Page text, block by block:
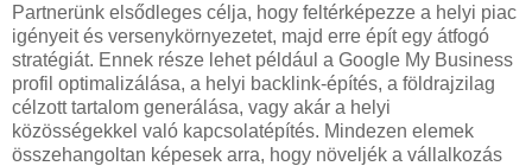
Partnerünk elsődleges célja, hogy feltérképezze a helyi piac
igényeit és versenykörnyezetet, majd erre épít egy átfogó
stratégiát. Ennek része lehet például a Google My Business
profil optimalizálása, a helyi backlink-építés, a földrajzilag
célzott tartalom generálása, vagy akár a helyi
közösségekkel való kapcsolatépítés. Mindezen elemek
összehangoltan képesek arra, hogy növeljék a vállalkozás